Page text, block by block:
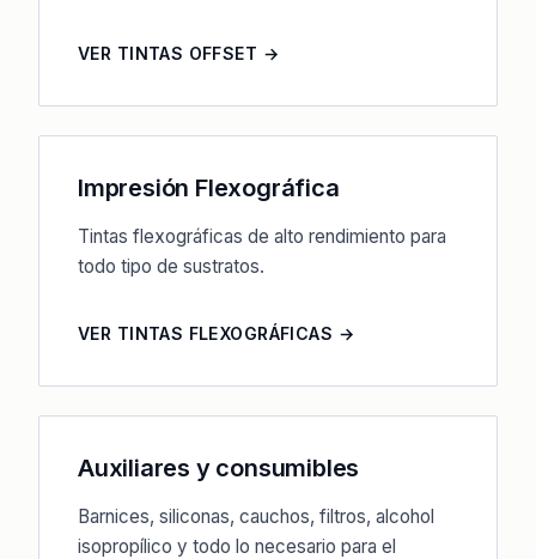
VER TINTAS OFFSET →
Impresión Flexográfica
Tintas flexográficas de alto rendimiento para
todo tipo de sustratos.
VER TINTAS FLEXOGRÁFICAS →
Auxiliares y consumibles
Barnices, siliconas, cauchos, filtros, alcohol
isopropílico y todo lo necesario para el